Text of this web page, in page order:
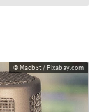
© Macb3t / Pixabay.com